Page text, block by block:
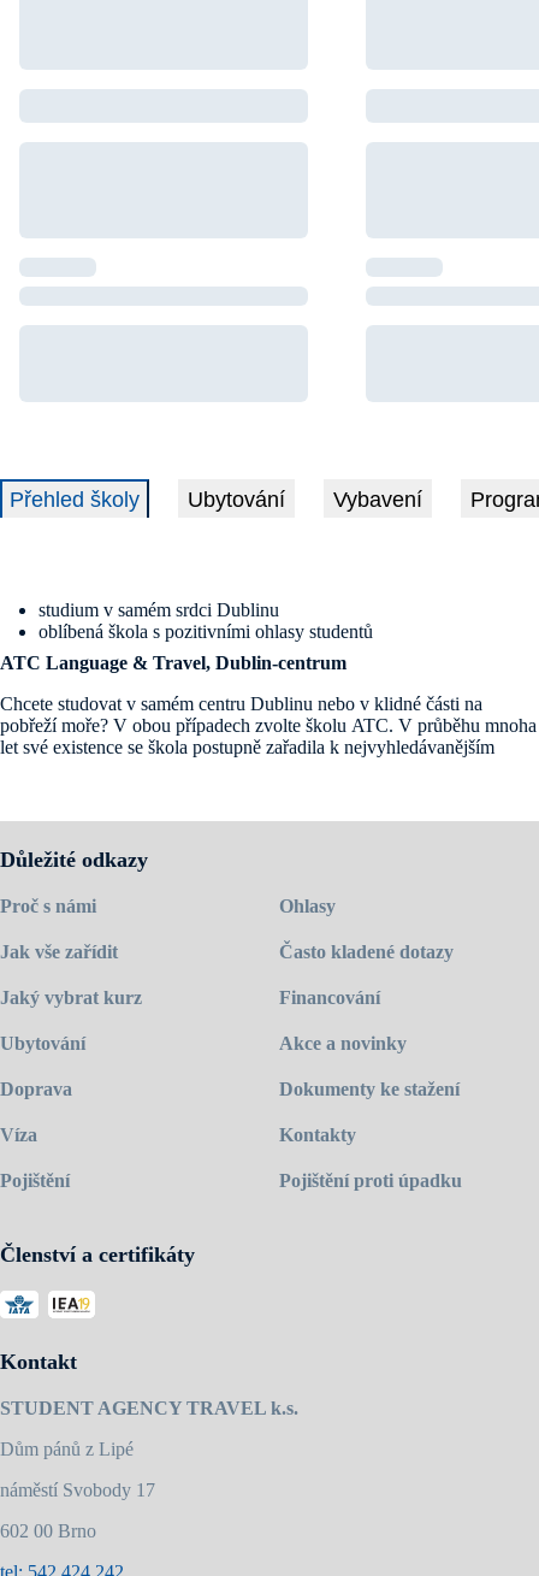
Přehled školy Ubytování Vybavení
studium v samém srdci Dublinu
oblíbená škola s pozitivními ohlasy studentů
ATC Language & Travel, Dublin-centrum
Chcete studovat v samém centru Dublinu nebo v klidné části na
pobřeží moře? V obou případech zvolte školu ATC. V průběhu mnoha
let své existence se škola postupně zařadila k nejvyhledávanějším
centra velkoměsta. Naopak pro ty, co vyhledávají ruch, noční život a
chtějí zůstat v centru dění, se nabízí druhé centrum školy, v srdci
Dublinu nedaleko známé nákupní ulice Grafton Street. Jedná se o
patrovou budovu s moderním vybavením využívající nejnovější
techniku. Celé jedno patro školy je zázemím pro studenty, které
využívají k některým aktivitám a setkávání se o přestávkách. Pestrý
program aktivit vám umožní poznat pravé Irsko a místní obyvatele.
Obě školy jsou plně akreditované, jsou členy Quality English a držiteli
Důležité odkazy
Proč s námi
Jak vše zařídit
Jaký vybrat kurz
Ubytování
Doprava
Víza
Pojištění
Ohlasy
Často kladené dotazy
Financování
Akce a novinky
Dokumenty ke stažení
Kontakty
Pojištění proti úpadku
Členství a certifikáty
Kontakt
STUDENT AGENCY TRAVEL k.s.
Dům pánů z Lipé
náměstí Svobody 17
602 00 Brno